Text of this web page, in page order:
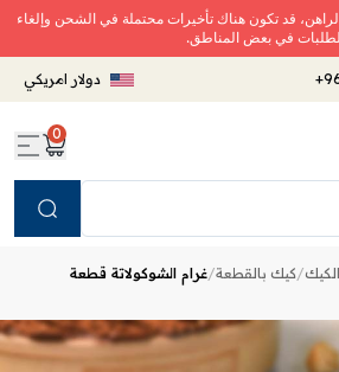
قد تكون هناك تأخيرات محتملة في الشحن وإلغاء
في بعض المناطق.
دولار امريكي
0
الكيك/كيك بالقطعة/غرام الشوكولاتة قطعة